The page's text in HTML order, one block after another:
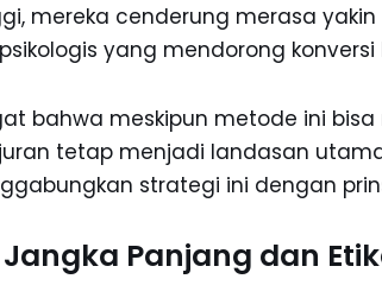
mereka cenderung merasa
yang mendorong konversi
bahwa meskipun metode ini
tetap menjadi landasan
strategi ini dengan
Panjang dan